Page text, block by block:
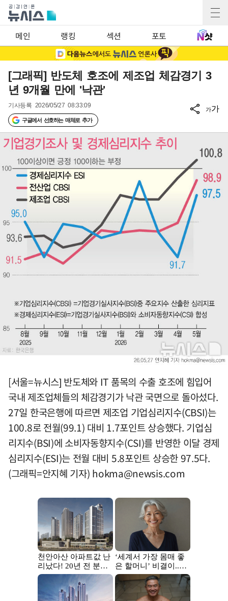
메인 랭킹 섹션 포토
[그래픽] 반도체 호조에 제조업 체감경기 3
년 9개월 만에 '낙관'
기사등록 2026/05/27 08:33:09
구글에서 선호하는 매체로 추가
가가
[서울=뉴시스] 반도체와 IT 품목의 수출 호조에 힘입어
국내 제조업체들의 체감경기가 낙관 국면으로 돌아섰다.
27일 한국은행에 따르면 제조업 기업심리지수(CBSI)는
100.8로 전월(99.1) 대비 1.7포인트 상승했다. 기업심
리지수(BSI)에 소비자동향지수(CSI)를 반영한 이달 경제
심리지수(ESI)는 전월 대비 5.8포인트 상승한 97.5다.
(그래픽=안지혜 기자) hokma@newsis.com